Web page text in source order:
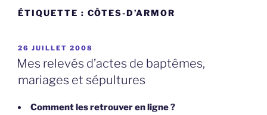
ÉTIQUETTE : CÔTES-D’ARMOR
PUBLIÉ
LE
26 JUILLET 2008
Mes relevés d’actes de baptêmes,
mariages et sépultures
Comment les retrouver en ligne ?